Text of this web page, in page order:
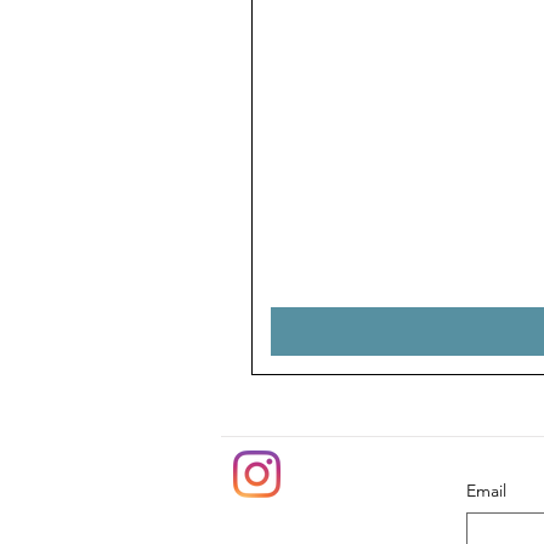
Email